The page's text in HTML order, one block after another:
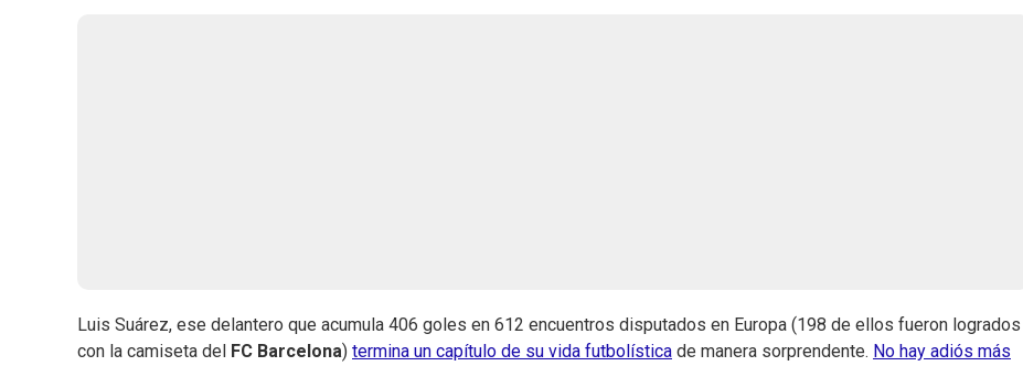
Luis Suárez, ese delantero que acumula 406 goles en 612 encuentros disputados en Europa (198 de ellos fueron logrados
con la camiseta del
FC Barcelona) termina un capítulo de su vida futbolística de manera sorprendente. No hay adiós más